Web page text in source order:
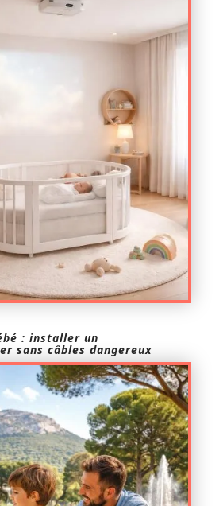
: installer un
sans câbles dangereux